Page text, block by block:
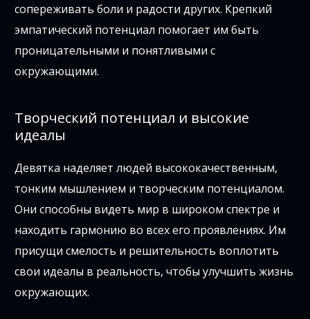
сопереживать боли и радости других. Крепкий
эмпатический потенциал помогает им быть
проницательными и понятливыми с
окружающими.
Творческий потенциал и высокие
идеалы
Девятка наделяет людей высококачественным,
тонким мышлением и творческим потенциалом.
Они способны видеть мир в широком спектре и
находить гармонию во всех его проявлениях. Им
присущи смелость и решительность воплотить
свои идеалы в реальность, чтобы улучшить жизнь
окружающих.